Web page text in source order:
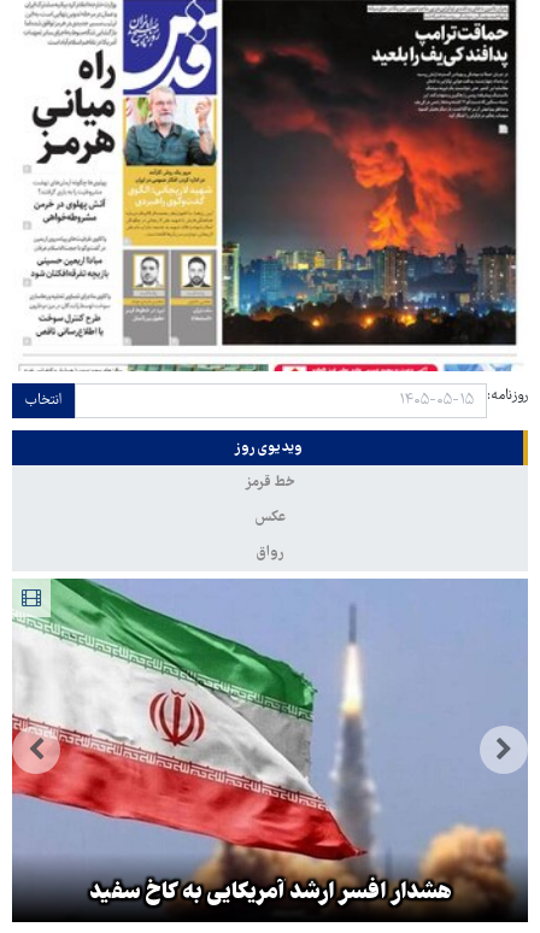
روزنامه: انتخاب
ویدیوی روز
خط قرمز
عکس
رواق
هشدار افسر ارشد آمریکایی به کاخ سفید